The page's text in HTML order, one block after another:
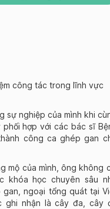
công tác trong lĩnh vực
sự nghiệp của mình khi
hợp với các bác sĩ
công ca ghép gan
mộ của mình, ông không
khóa học chuyên sâu
ngoại tổng quát tại
ghi nhận là cây đa, cây